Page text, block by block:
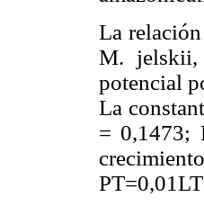
La
M. jelskii,
potencial
La
= 0,1473;